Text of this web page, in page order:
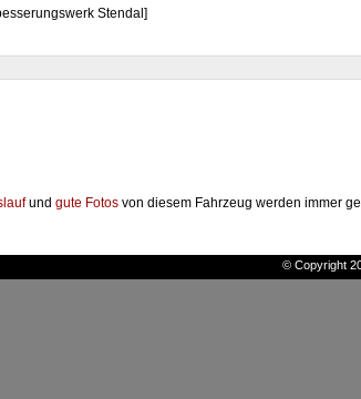
Stendal]
und gute Fotos von diesem Fahrzeug werden immer
© Copyright